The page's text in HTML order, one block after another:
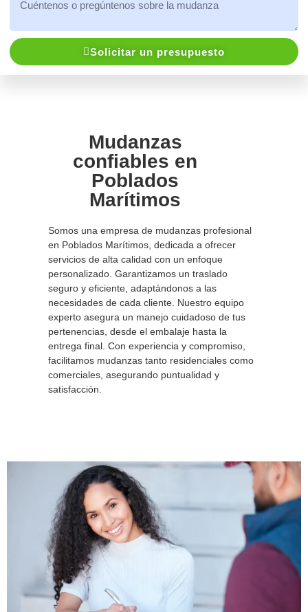
Solicitar un presupuesto
Mudanzas
confiables en
Poblados
Marítimos
Somos una empresa de mudanzas profesional
en Poblados Marítimos, dedicada a ofrecer
servicios de alta calidad con un enfoque
personalizado. Garantizamos un traslado
seguro y eficiente, adaptándonos a las
necesidades de cada cliente. Nuestro equipo
experto asegura un manejo cuidadoso de tus
pertenencias, desde el embalaje hasta la
entrega final. Con experiencia y compromiso,
facilitamos mudanzas tanto residenciales como
comerciales, asegurando puntualidad y
satisfacción.